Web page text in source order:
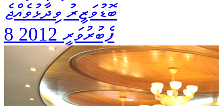
ބޮޑުވަޒީރު ވިދާޅުވެއްޖެ
8 ފެބުރުވަރީ 2012